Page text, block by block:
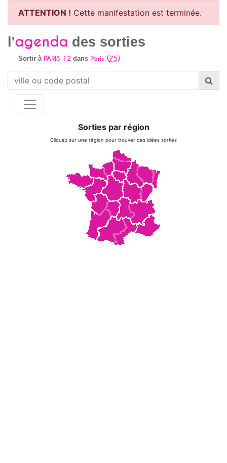
ATTENTION ! Cette manifestation est terminée.
l'agenda des sorties
Sortir à PARIS 12dans Paris (75)
Sorties par région
Cliquez sur une région pour trouver des idées sorties